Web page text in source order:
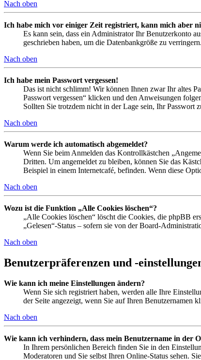
Nach oben
Ich habe mich vor einiger Zeit registriert, kann mich aber
Es kann sein, dass ein Administrator Ihr Benutzerkonto
geschrieben haben, um die Datenbankgröße zu
Nach oben
Ich habe mein Passwort vergessen!
Das ist nicht schlimm! Wir können Ihnen zwar Ihr altes
Passwort vergessen“ klicken und den Anweisungen
Sollten Sie trotzdem nicht in der Lage sein, Ihr Passwort
Nach oben
Warum werde ich automatisch abgemeldet?
Wenn Sie beim Anmelden das Kontrollkästchen
Dritten. Um angemeldet zu bleiben, können Sie das
Beispiel in einem Internetcafé, befinden. Wenn diese
Nach oben
Wozu ist die Funktion „Alle Cookies löschen“?
„Alle Cookies löschen“ löscht die Cookies, die phpBB
„Gelesen“-Status – sofern sie von der Board-
Nach oben
Benutzerpräferenzen und -
Wie kann ich meine Einstellungen ändern?
Wenn Sie sich registriert haben, werden alle Ihre
der Seite angezeigt, wenn Sie auf Ihren Benutzernamen
Nach oben
Wie kann ich verhindern, dass mein Benutzername in der
In Ihrem persönlichen Bereich finden Sie in den
Moderatoren und Sie selbst Ihren Online-Status sehen.